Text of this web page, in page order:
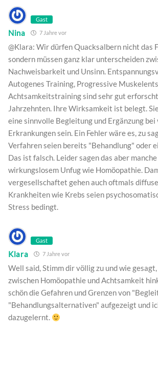
Gast
Nina 7 Jahre vor
@Klara: Wir dürfen Quacksalbern nicht das
sondern müssen ganz klar unterscheiden
Nachweisbarkeit und Unsinn.
Autogenes Training, Progressive
Achtsamkeitstraining sind sehr gut
Jahrzehnten. Ihre Wirksamkeit ist belegt.
eine sinnvolle Begleitung und Ergänzung bei
Erkrankungen sein. Ein Fehler wäre es, zu
Verfahren seien bereits "Behandlung" oder
Das ist falsch. Leider sagen das aber
wirkungslosem Unfug wie Homöopathie.
vergesellschaftet gehen auch oftmals
Krankheiten wie Krebs seien
Stress bedingt.
Gast
Klara 7 Jahre vor
Well said, Stimm dir völlig zu und wie
zwischen Homöopathie und Achtsamkeit
schön die Gefahren und Grenzen von
"Behandlungsalternativen" aufgezeigt und
dazugelernt.